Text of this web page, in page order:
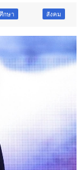
การเมือง